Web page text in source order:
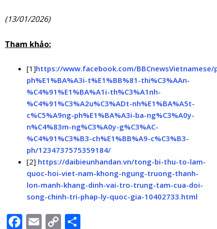
(13/01/2026)
Tham khảo:
[1]https://www.facebook.com/BBCnewsVietnamese/
ph%E1%BA%A3i-t%E1%BB%81-thi%C3%AAn-
%C4%91%E1%BA%A1i-th%C3%A1nh-
%C4%91%C3%A2u%C3%ADt-nh%E1%BA%A5t-
c%C5%A9ng-ph%E1%BA%A3i-ba-ng%C3%A0y-
n%C4%83m-ng%C3%A0y-g%C3%AC-
%C4%91%C3%B3-ch%E1%BB%A9-c%C3%B3-
ph/1234737575359184/
[2] https://daibieunhandan.vn/tong-bi-thu-to-lam-
quoc-hoi-viet-nam-khong-ngung-truong-thanh-
lon-manh-khang-dinh-vai-tro-trung-tam-cua-doi-
song-chinh-tri-phap-ly-quoc-gia-10402733.html
Facebook
Email
Copy